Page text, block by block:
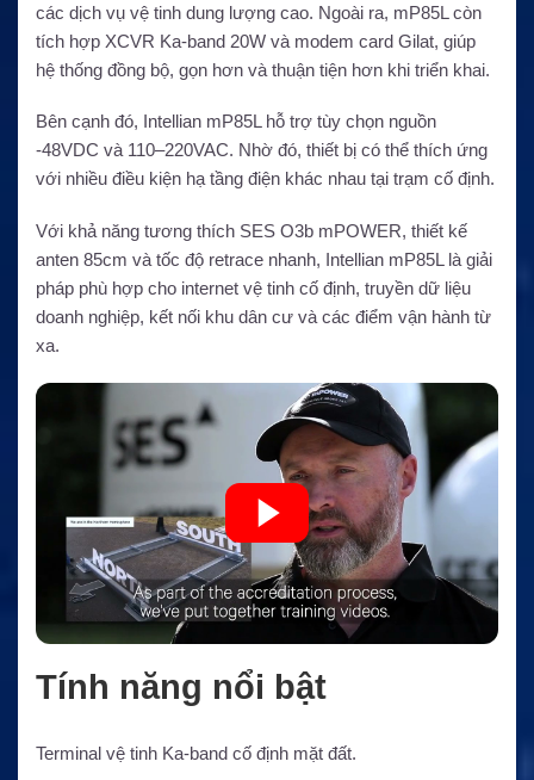
các dịch vụ vệ tinh dung lượng cao. Ngoài ra, mP85L còn
tích hợp XCVR Ka-band 20W và modem card Gilat, giúp
hệ thống đồng bộ, gọn hơn và thuận tiện hơn khi triển khai.
Bên cạnh đó, Intellian mP85L hỗ trợ tùy chọn nguồn
-48VDC và 110–220VAC. Nhờ đó, thiết bị có thể thích ứng
với nhiều điều kiện hạ tầng điện khác nhau tại trạm cố định.
Với khả năng tương thích SES O3b mPOWER, thiết kế
anten 85cm và tốc độ retrace nhanh, Intellian mP85L là giải
pháp phù hợp cho internet vệ tinh cố định, truyền dữ liệu
doanh nghiệp, kết nối khu dân cư và các điểm vận hành từ
xa.
Tính năng nổi bật
Terminal vệ tinh Ka-band cố định mặt đất.